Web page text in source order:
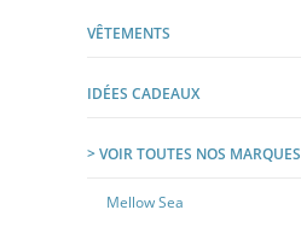
VÊTEMENTS
IDÉES CADEAUX
> VOIR TOUTES NOS MARQUES
Mellow Sea